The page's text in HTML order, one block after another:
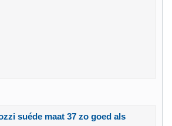
suéde maat 37 zo goed als